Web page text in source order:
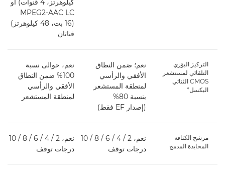
كيلوهرتز، 4 قنوات) أو
MPEG2-AAC LC
(16 بت، 48 كيلوهرتز)
قناتان
التركيز البؤري
التلقائي لمستشعر
CMOS الثنائي
البكسل*
نعم؛ ضمن النطاق
الأفقي والرأسي
لمنطقة المستشعر
بنسبة 80%
(إصدار EF فقط)
نعم، حوالى نسبة
100% ضمن النطاق
الأفقي والرأسي
لمنطقة المستشعر
مرشح الكثافة
المحايدة المدمج
نعم، 2 / 4 / 6 / 8 / 10
درجات توقف
نعم، 2 / 4 / 6 / 8 / 10
درجات توقف